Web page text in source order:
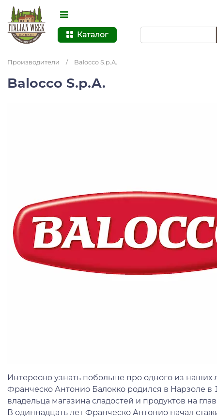
Каталог
Производители / Balocco S.p.A.
Balocco S.p.A.
Интересно узнать побольше про одного из
Франческо Антонио Балокко родился в Нарзоле
владельца магазина сладостей и продуктов на
В одиннадцать лет Франческо Антонио начал